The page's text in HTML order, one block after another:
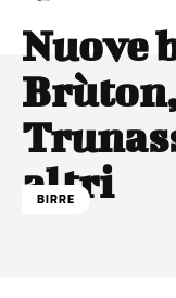
Nuove
altri
BIRRE